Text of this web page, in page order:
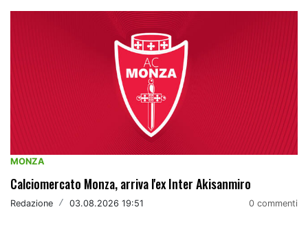
MONZA
Calciomercato Monza, arriva l'ex Inter Akisanmiro
Redazione / 03.08.2026 19:51 0 commenti